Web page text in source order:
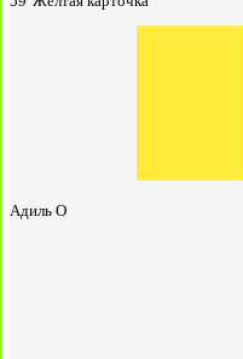
Адиль О